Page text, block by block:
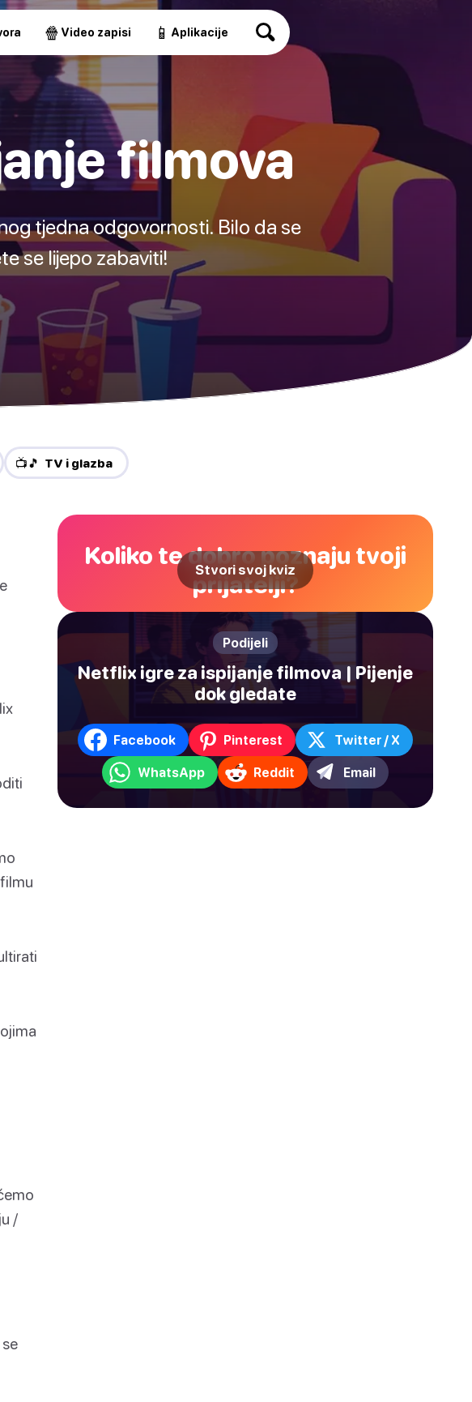
🍿 Video zapisi 📱 Aplikacije
filmova
tjedna odgovornosti. Bilo da se
se lijepo zabaviti!
📺🎵 TV i glazba
/
Koliko te dobro poznaju tvoji
prijatelji?
Stvori svoj kviz
Podijeli
Netflix igre za ispijanje filmova | Pijenje
dok gledate
Facebook Pinterest Twitter / X
WhatsApp Reddit Email